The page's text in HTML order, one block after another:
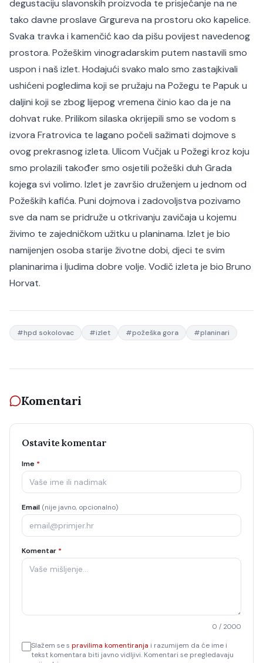
degustaciju slavonskih proizvoda te prisjećanje na ne
tako davne proslave Grgureva na prostoru oko kapelice.
Svaka travka i kamenčić kao da pišu povijest navedenog
prostora. Požeškim vinogradarskim putem nastavili smo
uspon i naš izlet. Hodajući svako malo smo zastajkivali
ushićeni pogledima koji se pružaju na Požegu te Papuk u
daljini koji se zbog lijepog vremena činio kao da je na
dohvat ruke. Prilikom silaska okrijepili smo se vodom s
izvora Fratrovica te lagano počeli sažimati dojmove s
ovog prekrasnog izleta. Ulicom Vučjak u Požegi kroz koju
smo prolazili također smo osjetili požeški duh Grada
kojega svi volimo. Izlet je završio druženjem u jednom od
Požeških kafića. Puni dojmova i zadovoljstva pozivamo
sve da nam se pridruže u otkrivanju zavičaja u kojemu
živimo te zajedničkom užitku u planinama. Izlet je bio
namijenjen osoba starije životne dobi, djeci te svim
planinarima i ljudima dobre volje. Vodič izleta je bio Bruno
Horvat.
#hpd sokolovac #izlet #požeška gora #planinari
Komentari
Ostavite komentar
Ime *
Email (nije javno, opcionalno)
Komentar *
0 / 2000
Slažem se s pravilima komentiranja i razumijem da će ime i
tekst komentara biti javno vidljivi. Komentari se pregledavaju